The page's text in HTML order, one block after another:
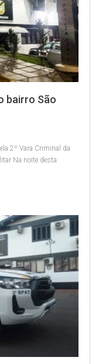
bairro São
2º Vara Criminal da
Na noite desta